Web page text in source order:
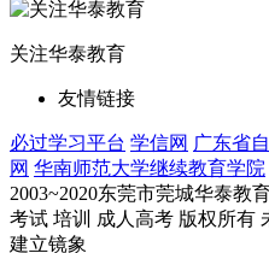
关注华泰教育
友情链接
必过学习平台 学信网 广东省
网 华南师范大学继续教育学院
2003~2020东莞市莞城华泰教
考试 培训 成人高考 版权所有
建立镜象